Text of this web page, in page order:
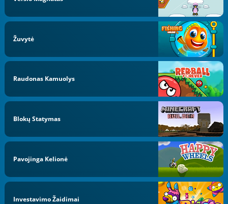
Žuvytė
Raudonas Kamuolys
Blokų Statymas
Pavojinga Kelionė
Investavimo Žaidimai